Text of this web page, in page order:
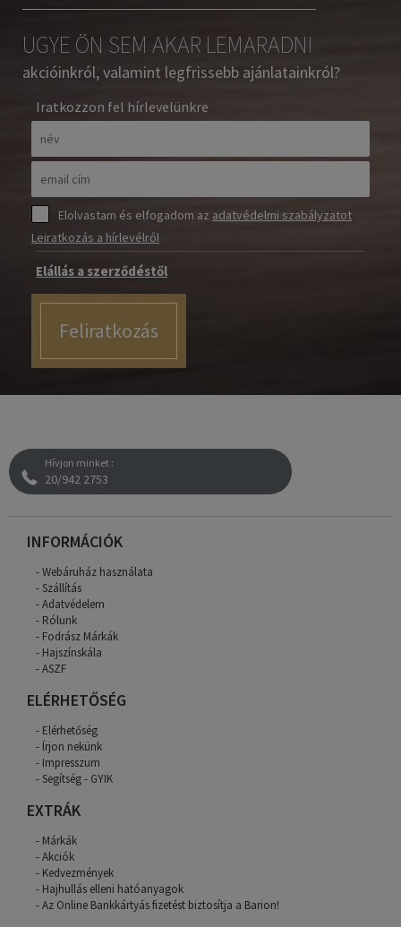
UGYE ÖN SEM AKAR LEMARADNI
akcióinkról, valamint legfrissebb ajánlatainkról?
Iratkozzon fel hírlevelünkre
Elolvastam és elfogadom az adatvédelmi szabályzatot
Leiratkozás a hírlevélről
Elállás a szerződéstől
Feliratkozás
Hívjon minket :
20/942 2753
INFORMÁCIÓK
Webáruház használata
Szállítás
Adatvédelem
Rólunk
Fodrász Márkák
Hajszínskála
ASZF
ELÉRHETŐSÉG
Elérhetőség
Írjon nekünk
Impresszum
Segítség - GYIK
EXTRÁK
Márkák
Akciók
Kedvezmények
Hajhullás elleni hatóanyagok
Az Online Bankkártyás fizetést biztosítja a Barion!